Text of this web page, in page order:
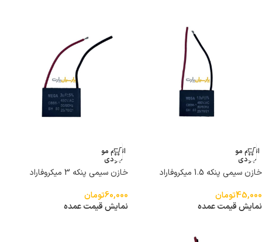
اتمام مو
جودی
خازن سیمی پنکه 1.5 میکروفاراد
45,000تومان
نمایش قیمت عمده
اتمام مو
جودی
خازن سیمی پنکه 3 میکروفاراد
60,000تومان
نمایش قیمت عمده